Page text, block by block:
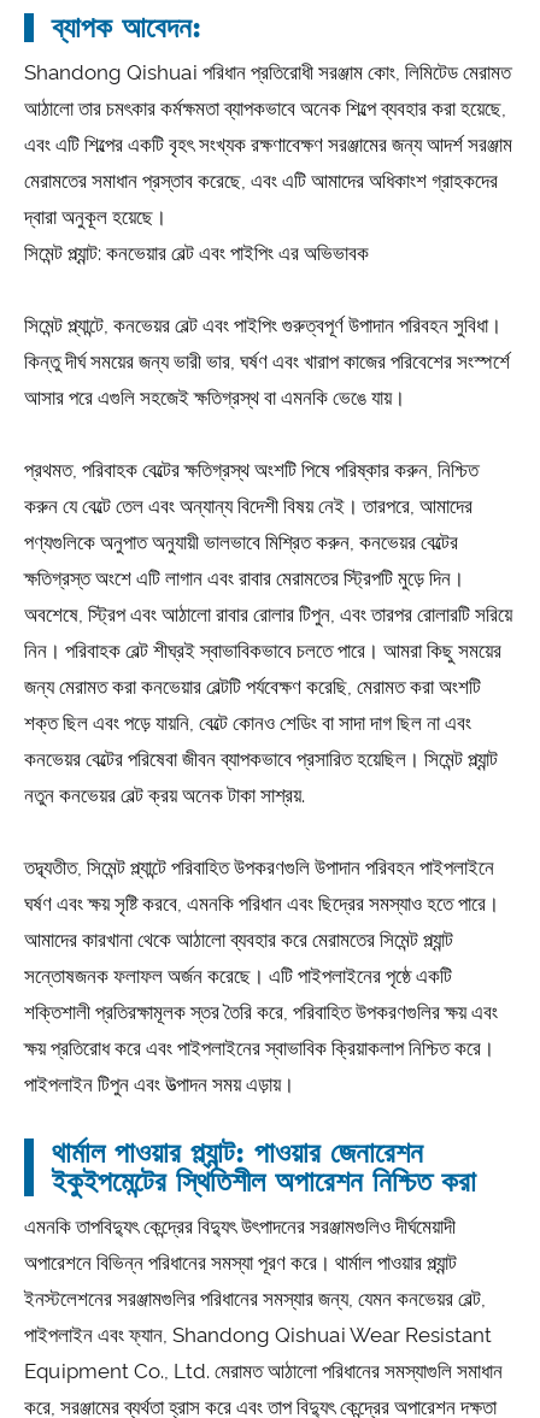
ব্যাপক আবেদন:
Shandong Qishuai পরিধান প্রতিরোধী সরঞ্জাম কোং, লিমিটেড মেরামত
আঠালো তার চমৎকার কর্মক্ষমতা ব্যাপকভাবে অনেক শিল্পে ব্যবহার করা হয়েছে,
এবং এটি শিল্পের একটি বৃহৎ সংখ্যক রক্ষণাবেক্ষণ সরঞ্জামের জন্য আদর্শ সরঞ্জাম
মেরামতের সমাধান প্রস্তাব করেছে, এবং এটি আমাদের অধিকাংশ গ্রাহকদের
দ্বারা অনুকূল হয়েছে।
সিমেন্ট প্ল্যান্ট: কনভেয়ার বেল্ট এবং পাইপিং এর অভিভাবক
সিমেন্ট প্ল্যান্টে, কনভেয়র বেল্ট এবং পাইপিং গুরুত্বপূর্ণ উপাদান পরিবহন সুবিধা।
কিন্তু দীর্ঘ সময়ের জন্য ভারী ভার, ঘর্ষণ এবং খারাপ কাজের পরিবেশের সংস্পর্শে
আসার পরে এগুলি সহজেই ক্ষতিগ্রস্থ বা এমনকি ভেঙে যায়।
প্রথমত, পরিবাহক বেল্টের ক্ষতিগ্রস্থ অংশটি পিষে পরিষ্কার করুন, নিশ্চিত
করুন যে বেল্টে তেল এবং অন্যান্য বিদেশী বিষয় নেই। তারপরে, আমাদের
পণ্যগুলিকে অনুপাত অনুযায়ী ভালভাবে মিশ্রিত করুন, কনভেয়র বেল্টের
ক্ষতিগ্রস্ত অংশে এটি লাগান এবং রাবার মেরামতের স্ট্রিপটি মুড়ে দিন।
অবশেষে, স্ট্রিপ এবং আঠালো রাবার রোলার টিপুন, এবং তারপর রোলারটি সরিয়ে
নিন। পরিবাহক বেল্ট শীঘ্রই স্বাভাবিকভাবে চলতে পারে। আমরা কিছু সময়ের
জন্য মেরামত করা কনভেয়ার বেল্টটি পর্যবেক্ষণ করেছি, মেরামত করা অংশটি
শক্ত ছিল এবং পড়ে যায়নি, বেল্টে কোনও শেডিং বা সাদা দাগ ছিল না এবং
কনভেয়র বেল্টের পরিষেবা জীবন ব্যাপকভাবে প্রসারিত হয়েছিল। সিমেন্ট প্ল্যান্ট
নতুন কনভেয়র বেল্ট ক্রয় অনেক টাকা সাশ্রয়.
তদ্ব্যতীত, সিমেন্ট প্ল্যান্টে পরিবাহিত উপকরণগুলি উপাদান পরিবহন পাইপলাইনে
ঘর্ষণ এবং ক্ষয় সৃষ্টি করবে, এমনকি পরিধান এবং ছিদ্রের সমস্যাও হতে পারে।
আমাদের কারখানা থেকে আঠালো ব্যবহার করে মেরামতের সিমেন্ট প্ল্যান্ট
সন্তোষজনক ফলাফল অর্জন করেছে। এটি পাইপলাইনের পৃষ্ঠে একটি
শক্তিশালী প্রতিরক্ষামূলক স্তর তৈরি করে, পরিবাহিত উপকরণগুলির ক্ষয় এবং
ক্ষয় প্রতিরোধ করে এবং পাইপলাইনের স্বাভাবিক ক্রিয়াকলাপ নিশ্চিত করে।
পাইপলাইন টিপুন এবং উত্পাদন সময় এড়ায়।
থার্মাল পাওয়ার প্ল্যান্ট: পাওয়ার জেনারেশন
ইকুইপমেন্টের স্থিতিশীল অপারেশন নিশ্চিত করা
এমনকি তাপবিদ্যুৎ কেন্দ্রের বিদ্যুৎ উৎপাদনের সরঞ্জামগুলিও দীর্ঘমেয়াদী
অপারেশনে বিভিন্ন পরিধানের সমস্যা পূরণ করে। থার্মাল পাওয়ার প্ল্যান্ট
ইনস্টলেশনের সরঞ্জামগুলির পরিধানের সমস্যার জন্য, যেমন কনভেয়র বেল্ট,
পাইপলাইন এবং ফ্যান, Shandong Qishuai Wear Resistant
Equipment Co., Ltd. মেরামত আঠালো পরিধানের সমস্যাগুলি সমাধান
করে, সরঞ্জামের ব্যর্থতা হ্রাস করে এবং তাপ বিদ্যুৎ কেন্দ্রের অপারেশন দক্ষতা